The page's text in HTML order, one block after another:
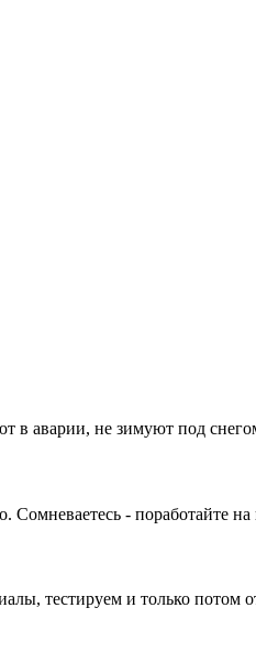
в аварии, не зимуют под
- поработайте на
тестируем и только потом